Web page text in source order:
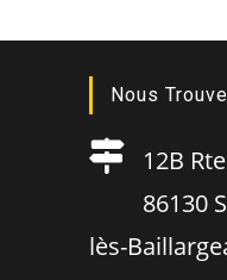
Nous
12B
86130
lès-